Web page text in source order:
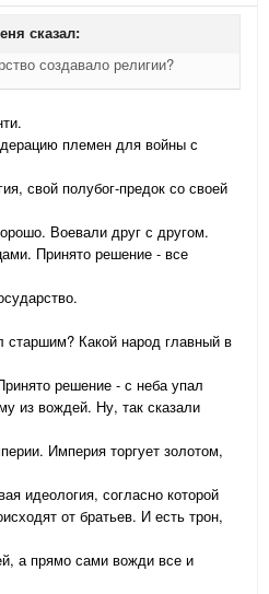
сказал:
создавало религии?
племен для войны с
свой полубог-предок со своей
Воевали друг с другом.
Принято решение - все
старшим? Какой народ главный в
решение - с неба упал
из вождей. Ну, так сказали
Империя торгует золотом,
идеология, согласно которой
от братьев. И есть трон,
а прямо сами вожди все и